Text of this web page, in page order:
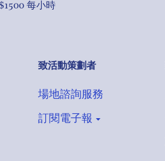
每小時
致活動策劃者
場地諮詢服務
訂閱電子報